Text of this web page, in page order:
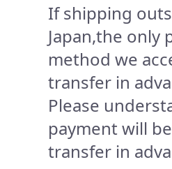
If shipping
Japan,the only
method we
transfer in
Please
payment will
transfer in